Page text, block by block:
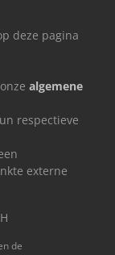
deze pagina
algemene
respectieve
externe
de